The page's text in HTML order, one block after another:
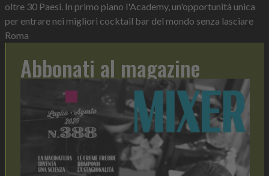
oltre 30 Paesi. In primo piano l'Academy, un'opportunità unica
per entrare nei migliori cocktail bar del mondo senza lasciare
Roma
Abbonati al magazine